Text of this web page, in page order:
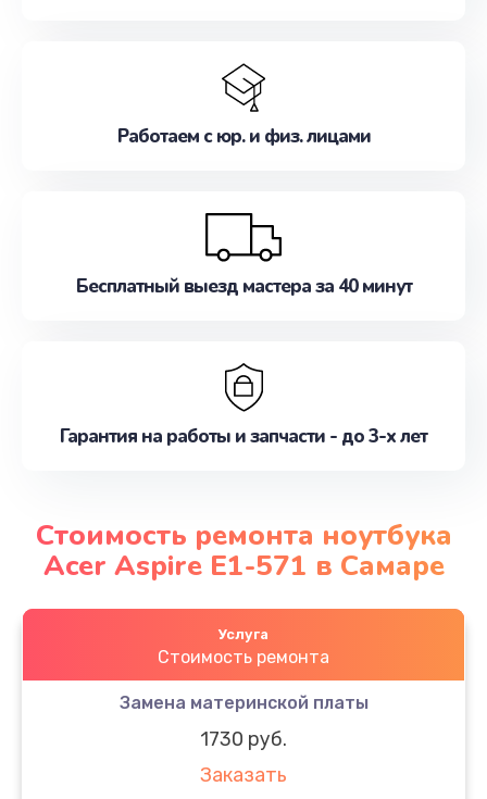
Работаем с юр. и физ. лицами
Бесплатный выезд мастера за 40 минут
Гарантия на работы и запчасти - до 3-х лет
Стоимость ремонта ноутбука
Acer Aspire E1-571 в Самаре
Услуга
Стоимость ремонта
Замена материнской платы
1730 руб.
Заказать